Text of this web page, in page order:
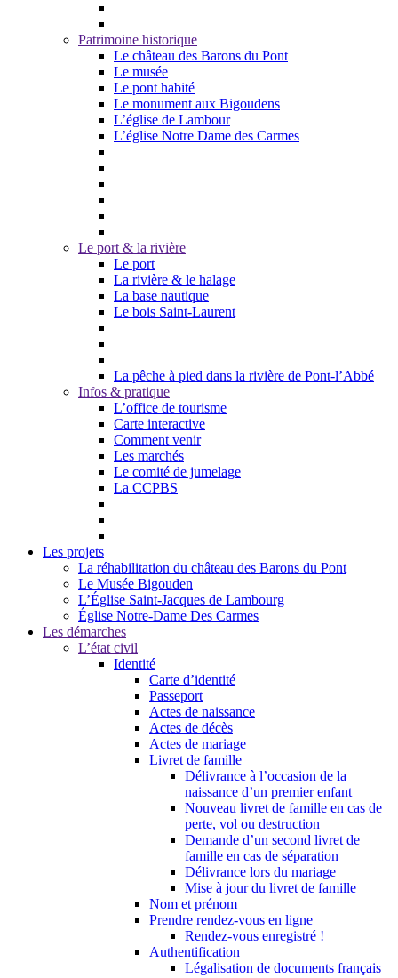
Patrimoine historique
Le château des Barons du Pont
Le musée
Le pont habité
Le monument aux Bigoudens
L’église de Lambour
L’église Notre Dame des Carmes
Le port & la rivière
Le port
La rivière & le halage
La base nautique
Le bois Saint-Laurent
La pêche à pied dans la rivière de Pont-l’Abbé
Infos & pratique
L’office de tourisme
Carte interactive
Comment venir
Les marchés
Le comité de jumelage
La CCPBS
Les projets
La réhabilitation du château des Barons du Pont
Le Musée Bigouden
L’Église Saint-Jacques de Lambourg
Église Notre-Dame Des Carmes
Les démarches
L’état civil
Identité
Carte d’identité
Passeport
Actes de naissance
Actes de décès
Actes de mariage
Livret de famille
Délivrance à l’occasion de la
naissance d’un premier enfant
Nouveau livret de famille en cas de
perte, vol ou destruction
Demande d’un second livret de
famille en cas de séparation
Délivrance lors du mariage
Mise à jour du livret de famille
Nom et prénom
Prendre rendez-vous en ligne
Rendez-vous enregistré !
Authentification
Légalisation de documents français